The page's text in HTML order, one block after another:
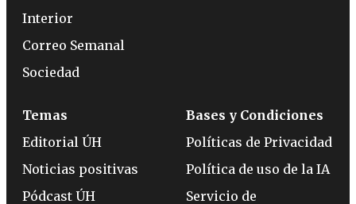
Interior
Correo Semanal
Sociedad
Temas
Editorial ÚH
Noticias positivas
Pódcast ÚH
Bases y Condiciones
Políticas de Privacidad
Política de uso de la IA
Servicio de